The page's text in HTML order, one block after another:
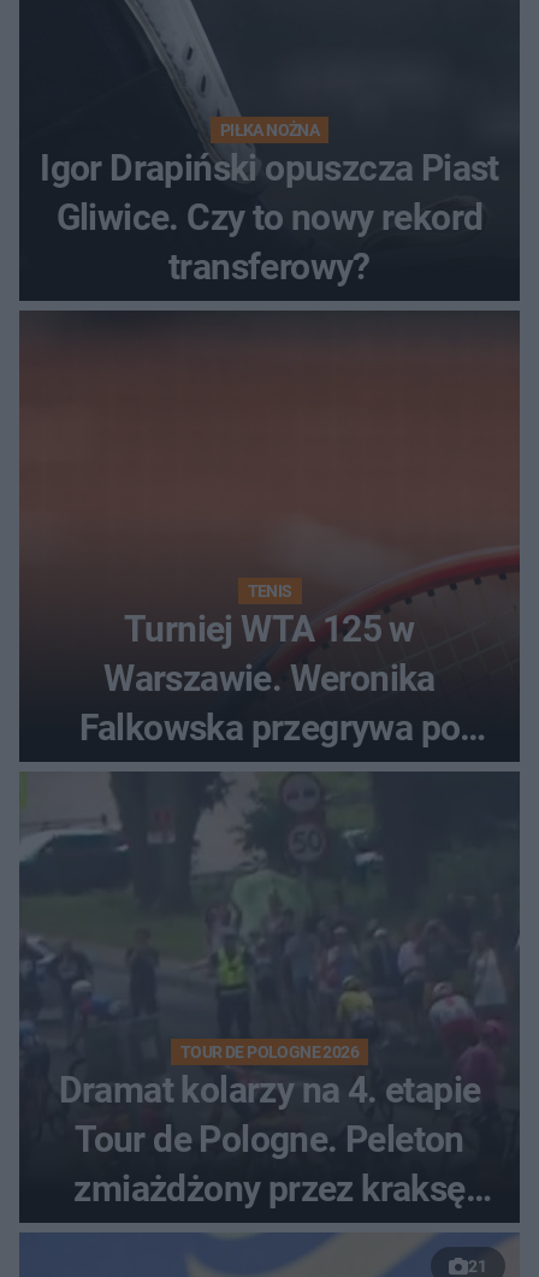
PIŁKA NOŻNA
Igor Drapiński opuszcza Piast
Gliwice. Czy to nowy rekord
transferowy?
TENIS
Turniej WTA 125 w
Warszawie. Weronika
Falkowska przegrywa po
zaciętym boju
TOUR DE POLOGNE 2026
Dramat kolarzy na 4. etapie
Tour de Pologne. Peleton
zmiażdżony przez kraksę
przed Karpaczem
21